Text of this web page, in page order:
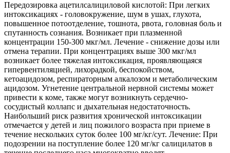
Передозировка ацетилсалициловой кислотой: При легких
интоксикациях - головокружение, шум в ушах, глухота,
повышенное потоотделение, тошнота, рвота, головная боль и
спутанность сознания. Возникает при плазменной
концентрации 150-300 мкг/мл. Лечение - снижение дозы или
отмена терапии. При концентрациях выше 300 мкг/мл
возникает более тяжелая интоксикация, проявляющаяся
гипервентиляцией, лихорадкой, беспокойством,
кетоацидозом, респираторным алкалозом и метаболическим
ацидозом. Угнетение центральной нервной системы может
привести к коме, также могут возникнуть сердечно-
сосудистый коллапс и дыхательная недостаточность.
Наибольший риск развития хронической интоксикации
отмечается у детей и лиц пожилого возраста при приеме в
течение нескольких суток более 100 мг/кг/сут. Лечение: При
подозрении на поступление более 120 мг/кг салицилатов в